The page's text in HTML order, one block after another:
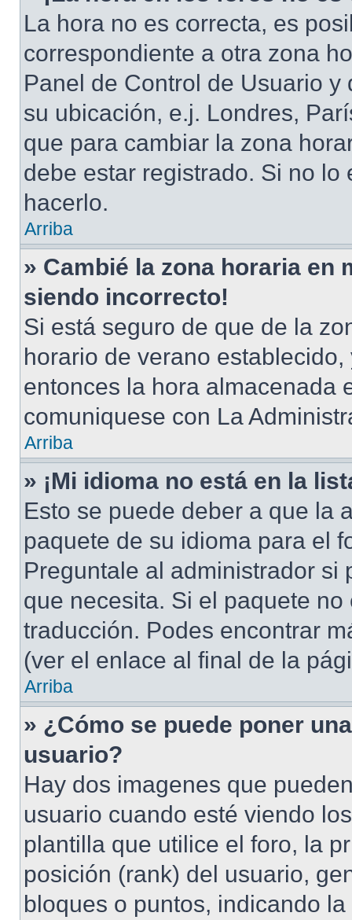
La hora no es correcta, es
correspondiente a otra zona
Panel de Control de Usuario
su ubicación, e.j. Londres,
que para cambiar la zona
debe estar registrado. Si no
hacerlo.
Arriba
» Cambié la zona horaria en
siendo incorrecto!
Si está seguro de que de la
horario de verano
entonces la hora almacenada
comuniquese con La
Arriba
» ¡Mi idioma no está en la
Esto se puede deber a que la
paquete de su idioma para el
Preguntale al administrador si
que necesita. Si el paquete
traducción. Podes encontrar
(ver el enlace al final de la
Arriba
» ¿Cómo se puede poner
usuario?
Hay dos imagenes que
usuario cuando esté viendo
plantilla que utilice el foro, la
posición (rank) del usuario,
bloques o puntos, indicando